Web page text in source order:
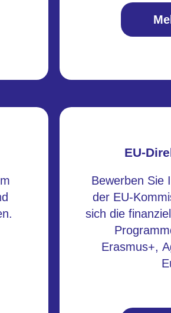
EU-
Bewerben Sie
der EU-
sich die
Erasmus+,